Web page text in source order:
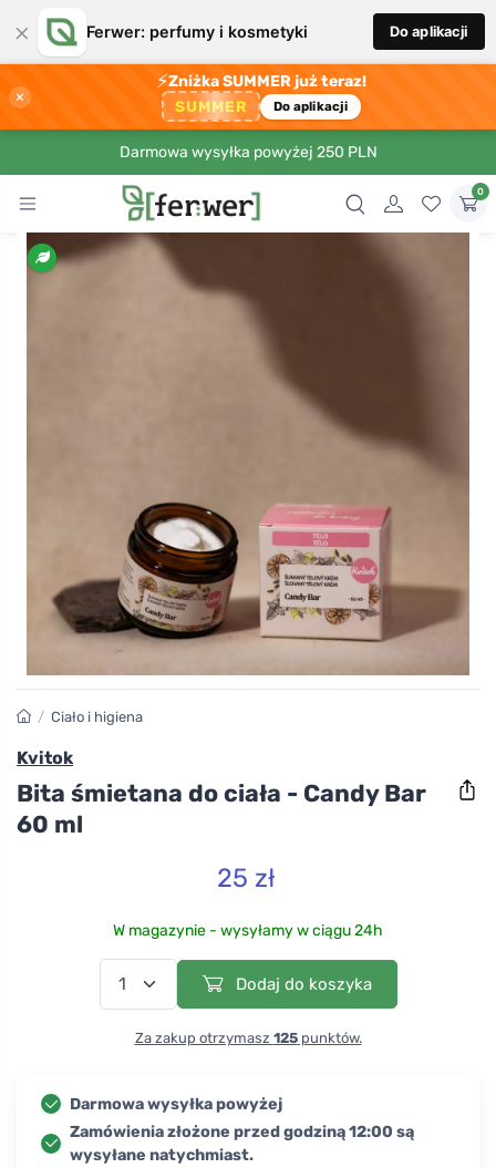
× Ferwer: perfumy i kosmetyki Do aplikacji
×
⚡Zniżka SUMMER już teraz!
SUMMER Do aplikacji
Darmowa wysyłka powyżej 250 PLN
0
/ Ciało i higiena
Kvitok
Bita śmietana do ciała - Candy Bar
60 ml
25 zł
W magazynie - wysyłamy w ciągu 24h
Dodaj do koszyka
Za zakup otrzymasz 125punktów.
Darmowa wysyłka powyżej
Zamówienia złożone przed godziną 12:00 są
wysyłane natychmiast.